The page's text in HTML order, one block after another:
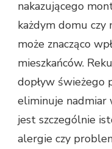
nakazującego
każdym domu czy
może znacząco
mieszkańców.
dopływ świeżego
eliminuje nadmiar
jest szczególnie
alergie czy